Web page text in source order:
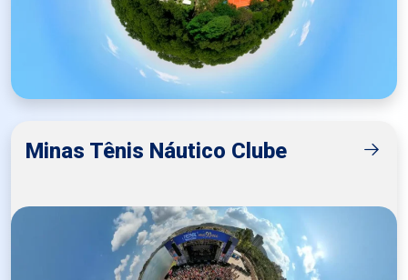
Minas Tênis Náutico Clube